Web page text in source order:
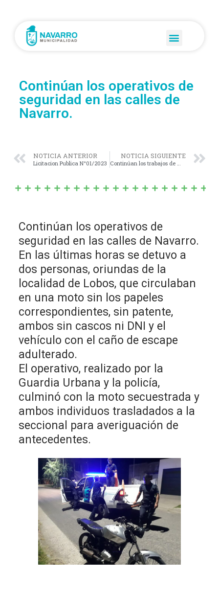
Continúan los operativos de
seguridad en las calles de
Navarro.
NOTICIA ANTERIOR
Licitacion Publica N°01/2023
NOTICIA SIGUIENTE
Continúan los trabajos de mejoramiento en caminos de Navarro y localidades del interior.
Continúan los operativos de
seguridad en las calles de Navarro.
En las últimas horas se detuvo a
dos personas, oriundas de la
localidad de Lobos, que circulaban
en una moto sin los papeles
correspondientes, sin patente,
ambos sin cascos ni DNI y el
vehículo con el caño de escape
adulterado.
El operativo, realizado por la
Guardia Urbana y la policía,
culminó con la moto secuestrada y
ambos individuos trasladados a la
seccional para averiguación de
antecedentes.